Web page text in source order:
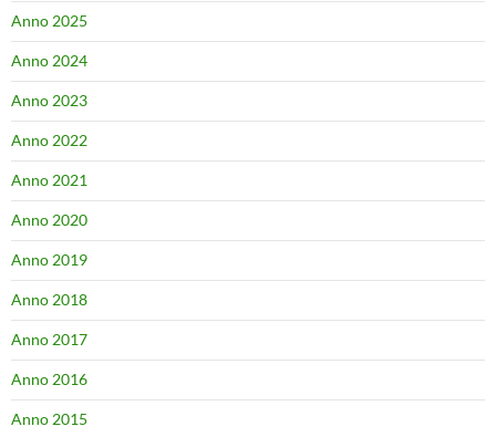
Anno 2025
Anno 2024
Anno 2023
Anno 2022
Anno 2021
Anno 2020
Anno 2019
Anno 2018
Anno 2017
Anno 2016
Anno 2015